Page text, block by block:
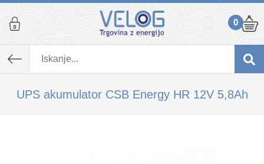
0
UPS akumulator CSB Energy HR 12V 5,8Ah